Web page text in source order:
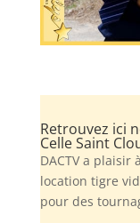
Retrouvez ici
Celle Saint
DACTV a plaisir
location tigre
pour des